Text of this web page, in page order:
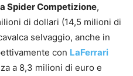
Spider Competizione,
di dollari (14,5 milioni di
selvaggio, anche in
con LaFerrari
a 8,3 milioni di euro e